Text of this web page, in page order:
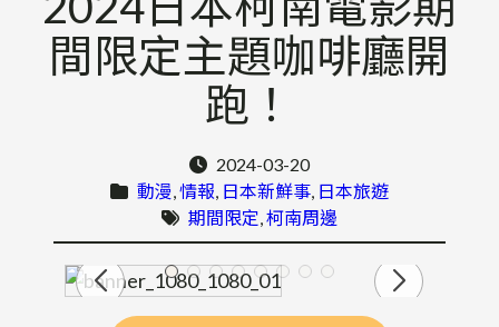
間限定主題咖啡廳開
跑！
2024-03-20
動漫, 情報, 日本新鮮事, 日本旅遊
期間限定, 柯南周邊